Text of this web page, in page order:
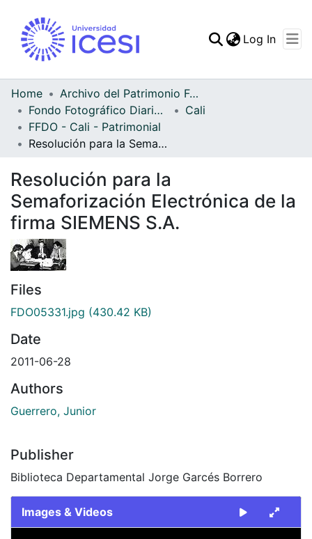
Statistics
Log In
Home
Archivo del Patrimonio Fotográfico y Fílmico del Valle del Cauca
Fondo Fotográfico Diario Occidente
Cali
FFDO - Cali - Patrimonial
Resolución para la Semaforización Electrónica de la firma SIEMENS S.A.
Resolución para la
Semaforización Electrónica de la
firma SIEMENS S.A.
Files
FDO05331.jpg (430.42 KB)
Date
2011-06-28
Authors
Guerrero, Junior
Publisher
Biblioteca Departamental Jorge Garcés Borrero
Images & Videos